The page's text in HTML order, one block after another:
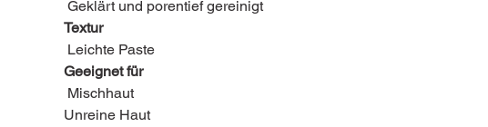
Geklärt und porentief gereinigt
Textur
Leichte Paste
Geeignet für
Mischhaut
Unreine Haut